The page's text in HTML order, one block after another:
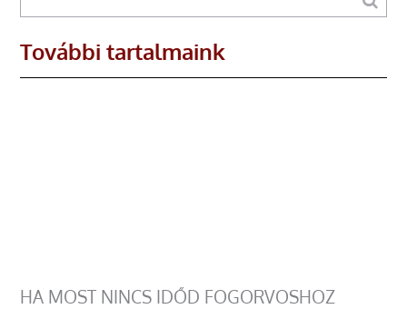
További tartalmaink
HA MOST NINCS IDŐD FOGORVOSHOZ